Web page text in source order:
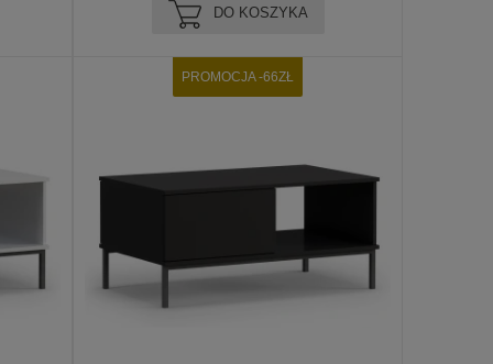
DO KOSZYKA
PROMOCJA -66ZŁ